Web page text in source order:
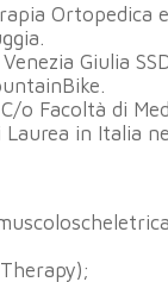
Ortopedica
Giulia
o Facoltà di
in Italia